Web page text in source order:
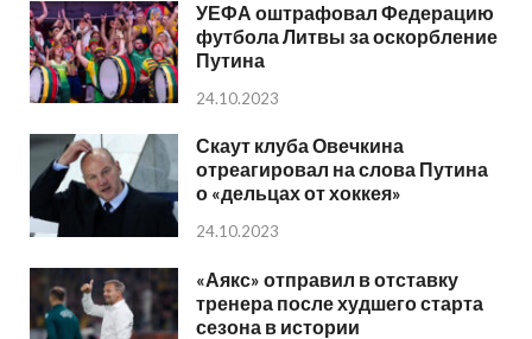
УЕФА оштрафовал Федерацию
футбола Литвы за оскорбление
Путина
24.10.2023
Скаут клуба Овечкина
отреагировал на слова Путина
о «дельцах от хоккея»
24.10.2023
«Аякс» отправил в отставку
тренера после худшего старта
сезона в истории